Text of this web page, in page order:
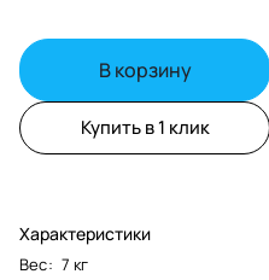
В корзину
Купить в 1 клик
Характеристики
Вес: 7 кг